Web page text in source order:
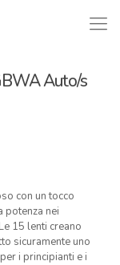
Auto/s
con un tocco
potenza nei
15 lenti creano
sicuramente uno
i principianti e i